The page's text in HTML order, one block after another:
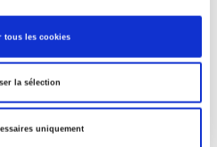
tous les cookies
la sélection
uniquement